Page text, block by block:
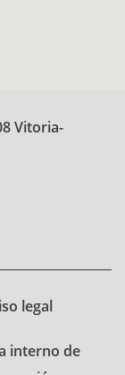
Vitoria-
legal
interno de